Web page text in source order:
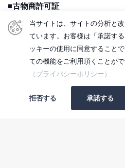
■古物商許可証
株式会社センチュリー
＜古物商許可証＞
東京都公安委員会
第306609903513号
■適格請求書発行事業者
登録番号：T2010501006740
当サイトは、サイトの分析と
ています。お客様は「承諾す
ッキーの使用に同意すること
ての機能をご利用頂くことがで
（プライバシーポリシー）
拒否する 承諾する